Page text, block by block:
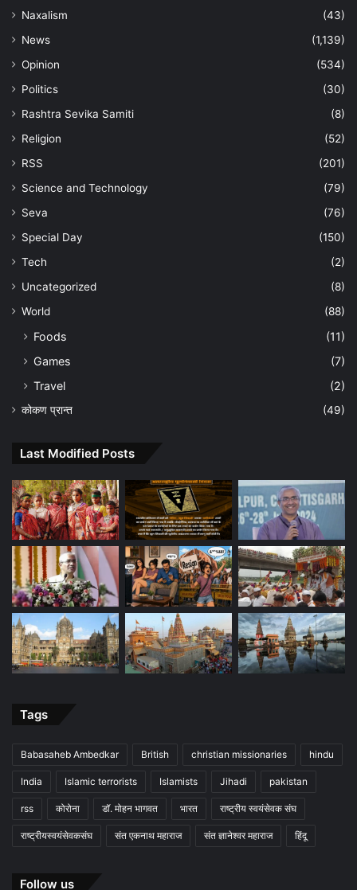
Naxalism
(43)
News
(1,139)
Opinion
(534)
Politics
(30)
Rashtra Sevika Samiti
(8)
Religion
(52)
RSS
(201)
Science and Technology
(79)
Seva
(76)
Special Day
(150)
Tech
(2)
Uncategorized
(8)
World
(88)
Foods
(11)
Games
(7)
Travel
(2)
कोकण प्रान्त (49)
Last Modified Posts
Tags
Babasaheb Ambedkar British christian missionaries hindu
India Islamic terrorists Islamists Jihadi pakistan
rss कोरोना डॉ. मोहन भागवत भारत राष्ट्रीय स्वयंसेवक संघ
राष्ट्रीयस्वयंसेवकसंघ संत एकनाथ महाराज संत ज्ञानेश्वर महाराज हिंदू
Follow us